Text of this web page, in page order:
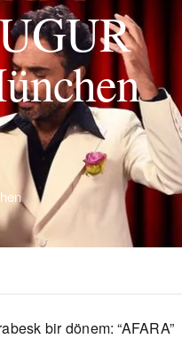
bir dönem: “AFARA”